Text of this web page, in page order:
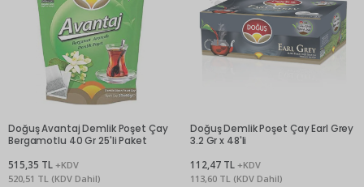
Doğuş Avantaj Demlik Poşet Çay
Bergamotlu 40 Gr 25'li Paket
515,35 TL +KDV
520,51 TL (KDV Dahil)
Doğuş Demlik Poşet Çay Earl Grey
3.2 Gr x 48'li
112,47 TL +KDV
113,60 TL (KDV Dahil)